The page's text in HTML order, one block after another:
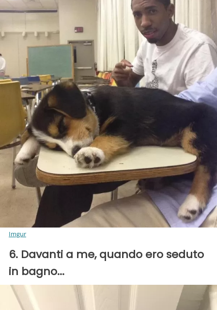
Imgur
6. Davanti a me, quando ero seduto
in bagno...